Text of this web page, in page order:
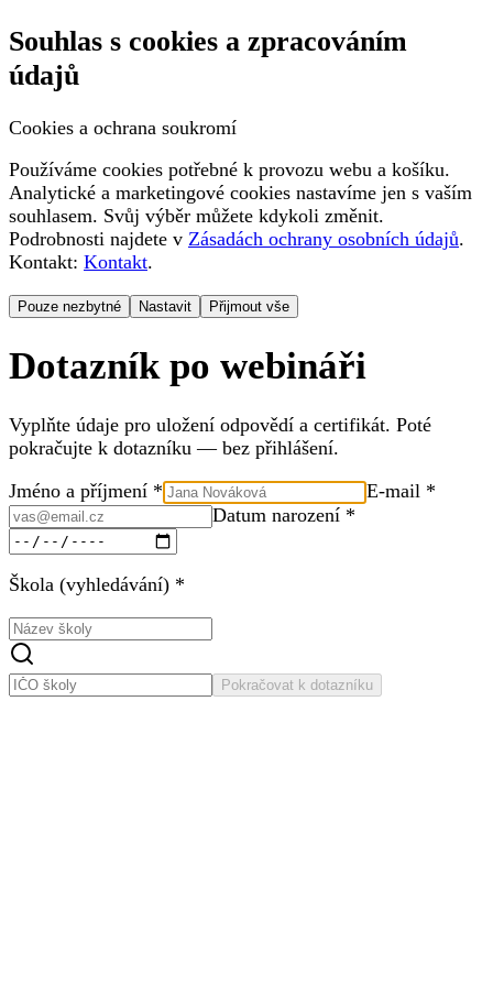
Souhlas s cookies a zpracováním
údajů
Cookies a ochrana soukromí
Používáme cookies potřebné k provozu webu a košíku.
Analytické a marketingové cookies nastavíme jen s vaším
souhlasem. Svůj výběr můžete kdykoli změnit.
Podrobnosti najdete v Zásadách ochrany osobních údajů.
Kontakt: Kontakt.
Pouze nezbytné Nastavit Přijmout vše
Dotazník po webináři
Vyplňte údaje pro uložení odpovědí a certifikát. Poté
pokračujte k dotazníku — bez přihlášení.
Jméno a příjmení *
E-mail *
Datum narození *
Škola (vyhledávání) *
Pokračovat k dotazníku